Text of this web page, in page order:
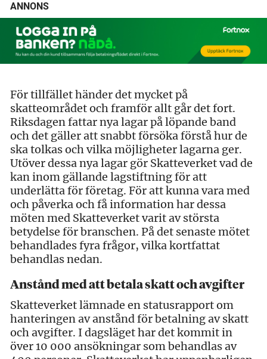
ANNONS
För tillfället händer det mycket på
skatteområdet och framför allt går det fort.
Riksdagen fattar nya lagar på löpande band
och det gäller att snabbt försöka förstå hur de
ska tolkas och vilka möjligheter lagarna ger.
Utöver dessa nya lagar gör Skatteverket vad de
kan inom gällande lagstiftning för att
underlätta för företag. För att kunna vara med
och påverka och få information har dessa
möten med Skatteverket varit av största
betydelse för branschen. På det senaste mötet
behandlades fyra frågor, vilka kortfattat
behandlas nedan.
Anstånd med att betala skatt och avgifter
Skatteverket lämnade en statusrapport om
hanteringen av anstånd för betalning av skatt
och avgifter. I dagsläget har det kommit in
över 10 000 ansökningar som behandlas av